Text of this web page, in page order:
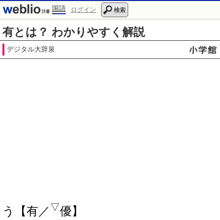
国語 ログイン 検索
有とは？ わかりやすく解説
デジタル大辞泉
う【有／ ▽優】